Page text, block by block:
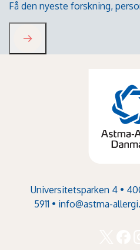
Få den nyeste forskning,
Universitetsparken 4 •
5911 • info@astma-